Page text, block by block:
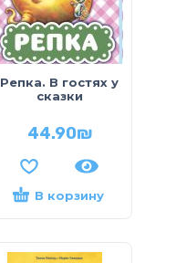
Репка. В гостях у
сказки
44.90₪
В корзину